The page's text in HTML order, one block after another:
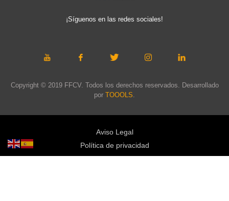
¡Síguenos en las redes sociales!
Copyright © 2019 FFCV. Todos los derechos reservados. Desarrollado
por TOOOLS.
Aviso Legal
Política de privacidad
Política de cookies